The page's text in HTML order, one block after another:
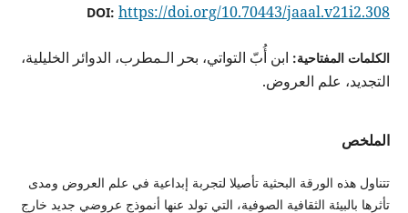
DOI:https://doi.org/10.70443/jaaal.v21i2.308
الكلمات المفتاحية: ابن أُبّ التواتي، بحر الـمطرب، الدوائر الخليلية،
التجديد، علم العروض.
الملخص
تتناول هذه الورقة البحثية تأصيلا لتجربة إبداعية في علم العروض ومدى
تأثرها بالبيئة الثقافية الصوفية، التي تولد عنها أنموذج عروضي جديد خارج